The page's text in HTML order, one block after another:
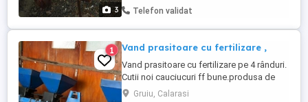
3 Telefon validat
1 Vand prasitoare cu fertilizare ,
Vand prasitoare cu fertilizare pe 4 rânduri.
Cutii noi cauciucuri ff bune.produsa de
Mecanica Ceahlău
Gruiu, Calarasi